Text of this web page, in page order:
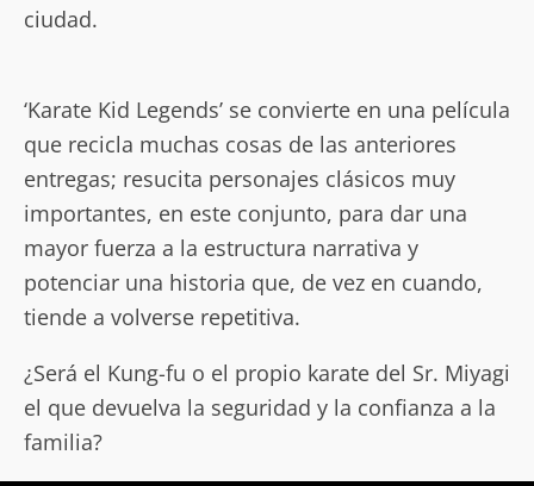
ciudad.
‘Karate Kid Legends’ se convierte en una película
que recicla muchas cosas de las anteriores
entregas; resucita personajes clásicos muy
importantes, en este conjunto, para dar una
mayor fuerza a la estructura narrativa y
potenciar una historia que, de vez en cuando,
tiende a volverse repetitiva.
¿Será el Kung-fu o el propio karate del Sr. Miyagi
el que devuelva la seguridad y la confianza a la
familia?